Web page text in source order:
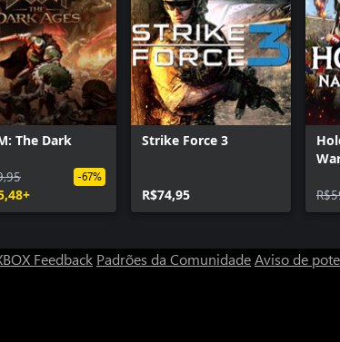
Sabotage
Call of Duty®: Infinite Warfare -
Continuum
The Dark
-67%
Strike Force 3
R$74,95
Feedback Padrões da ComunidadeAviso de